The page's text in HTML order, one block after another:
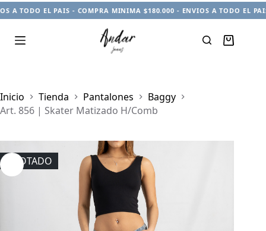
EL PAIS - COMPRA MINIMA $180.000 - ENVIOS A TODO EL PAIS -
Carro
Inicio
Tienda Pantalones
Baggy
Art. 856 | Skater Matizado H/Comb
AGOTADO